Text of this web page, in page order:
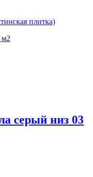
плитка)
м2
серый низ 03